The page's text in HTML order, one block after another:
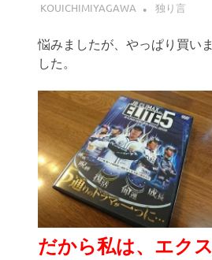
KOUICHIMIYAGAWA
独り言
悩みましたが、やっぱり買いま
した。
だから私は、エクス